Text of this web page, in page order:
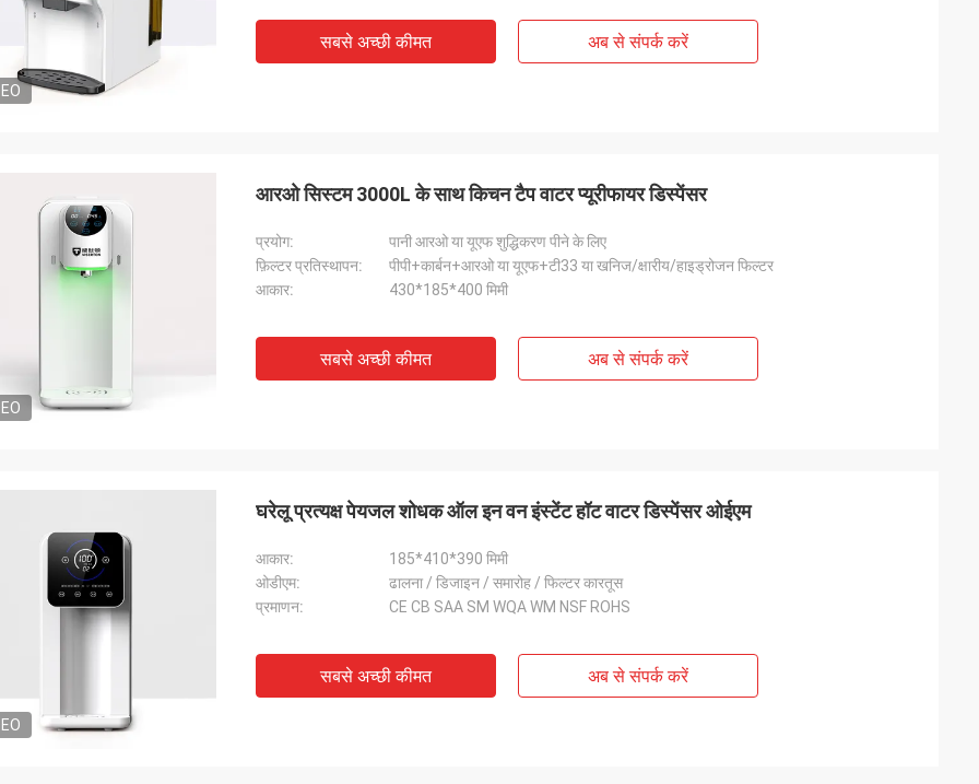
सबसे अच्छी कीमत अब से संपर्क करें
आरओ सिस्टम 3000L के साथ किचन टैप वाटर प्यूरीफायर डिस्पेंसर
प्रयोग:
पानी आरओ या यूएफ शुद्धिकरण पीने के लिए
फ़िल्टर प्रतिस्थापन:
पीपी+कार्बन+आरओ या यूएफ+टी33 या खनिज/क्षारीय/हाइड्रोजन फिल्टर
आकार:
430*185*400 मिमी
सबसे अच्छी कीमत अब से संपर्क करें
घरेलू प्रत्यक्ष पेयजल शोधक ऑल इन वन इंस्टेंट हॉट वाटर डिस्पेंसर ओईएम
आकार:
185*410*390 मिमी
ओडीएम:
ढालना / डिजाइन / समारोह / फिल्टर कारतूस
प्रमाणन:
CE CB SAA SM WQA WM NSF ROHS
सबसे अच्छी कीमत अब से संपर्क करें